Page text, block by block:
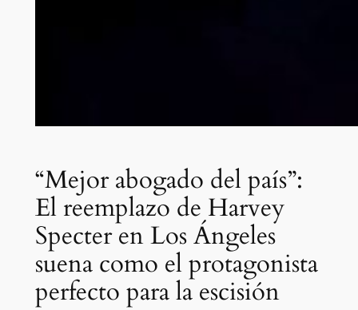
“Mejor abogado del país”:
El reemplazo de Harvey
Specter en Los Ángeles
suena como el protagonista
perfecto para la escisión